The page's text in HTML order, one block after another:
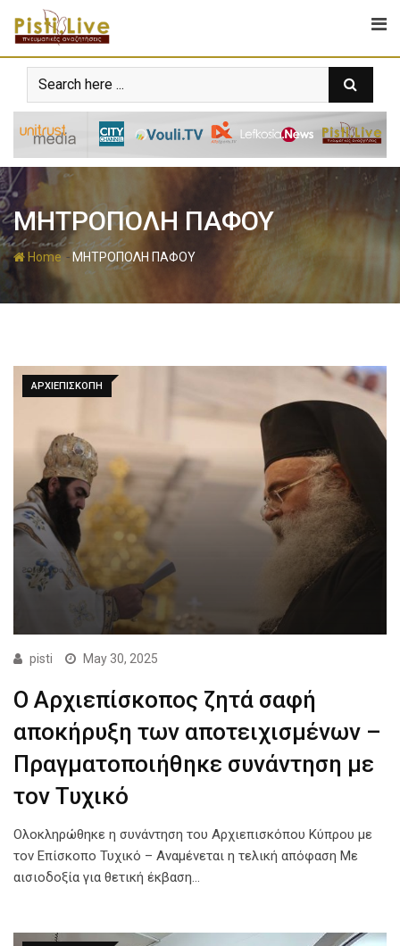
ΜΗΤΡΟΠΟΛΗ ΠΑΦΟΥ
Home-ΜΗΤΡΟΠΟΛΗ ΠΑΦΟΥ
ΑΡΧΙΕΠΙΣΚΟΠΗ
pisti May 30, 2025
Ο Αρχιεπίσκοπος ζητά σαφή
αποκήρυξη των αποτειχισμένων –
Πραγματοποιήθηκε συνάντηση με
τον Τυχικό
Ολοκληρώθηκε η συνάντηση του Αρχιεπισκόπου Κύπρου με
τον Επίσκοπο Τυχικό – Αναμένεται η τελική απόφαση Με
αισιοδοξία για θετική έκβαση…